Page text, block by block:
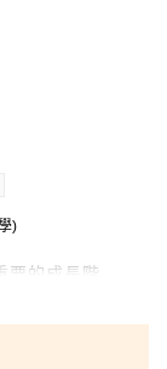
) (高年級入
學士 (高年
措，但⼜
熱誠，得
情，報讀
中⼼的輔
的校園⽣
)
要的成長階
清晰確立
並開始更